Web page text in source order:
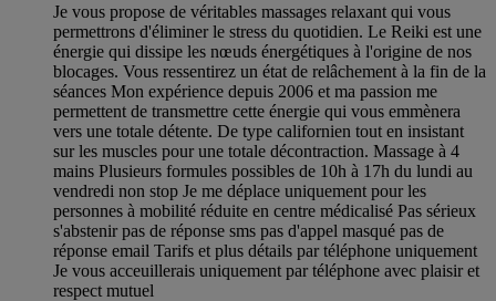
Je vous propose de véritables massages relaxant qui vous
permettrons d'éliminer le stress du quotidien. Le Reiki est une
énergie qui dissipe les nœuds énergétiques à l'origine de nos
blocages. Vous ressentirez un état de relâchement à la fin de la
séances Mon expérience depuis 2006 et ma passion me
permettent de transmettre cette énergie qui vous emmènera
vers une totale détente. De type californien tout en insistant
sur les muscles pour une totale décontraction. Massage à 4
mains Plusieurs formules possibles de 10h à 17h du lundi au
vendredi non stop Je me déplace uniquement pour les
personnes à mobilité réduite en centre médicalisé Pas sérieux
s'abstenir pas de réponse sms pas d'appel masqué pas de
réponse email Tarifs et plus détails par téléphone uniquement
Je vous acceuillerais uniquement par téléphone avec plaisir et
respect mutuel